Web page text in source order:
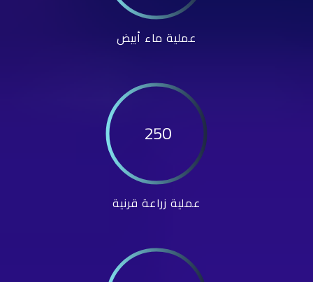
عملية ماء أبيض
250
عملية زراعة قرنية